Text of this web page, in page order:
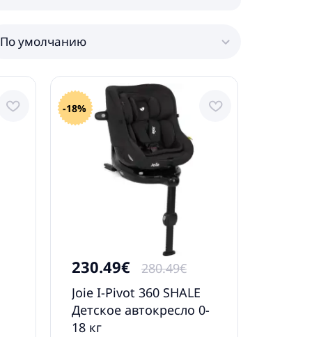
По умолчанию
-18%
230.49€
280.49€
Joie I-Pivot 360 SHALE
Детское автокресло 0-
18 кг